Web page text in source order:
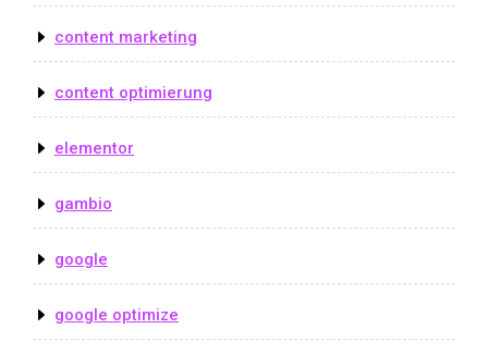
content marketing
content optimierung
elementor
gambio
google
google optimize